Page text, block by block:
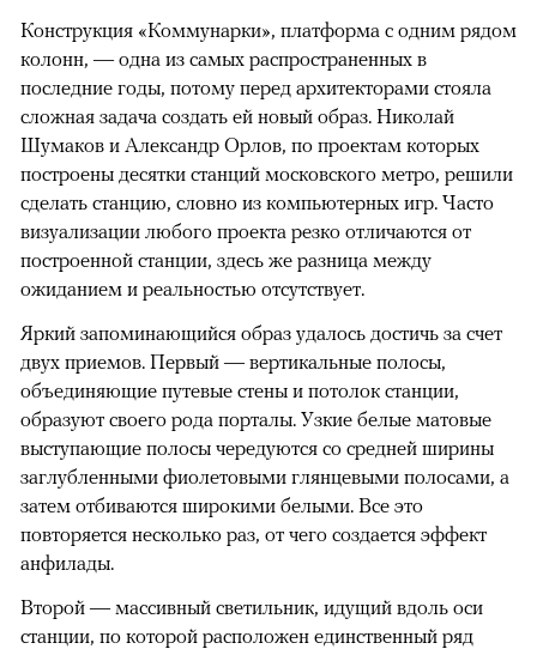
Конструкция «Коммунарки», платформа с одним рядом
колонн, — одна из самых распространенных в
последние годы, потому перед архитекторами стояла
сложная задача создать ей новый образ. Николай
Шумаков и Александр Орлов, по проектам которых
построены десятки станций московского метро, решили
сделать станцию, словно из компьютерных игр. Часто
визуализации любого проекта резко отличаются от
построенной станции, здесь же разница между
ожиданием и реальностью отсутствует.
Яркий запоминающийся образ удалось достичь за счет
двух приемов. Первый — вертикальные полосы,
объединяющие путевые стены и потолок станции,
образуют своего рода порталы. Узкие белые матовые
выступающие полосы чередуются со средней ширины
заглубленными фиолетовыми глянцевыми полосами, а
затем отбиваются широкими белыми. Все это
повторяется несколько раз, от чего создается эффект
анфилады.
Второй — массивный светильник, идущий вдоль оси
станции, по которой расположен единственный ряд